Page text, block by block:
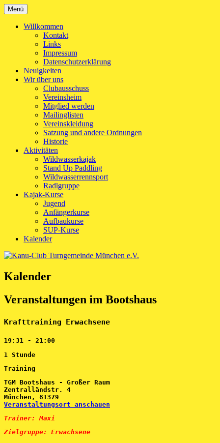
Zum
Inhalt
springen
Kanu-Club Turngemeinde München e.V.
Kanu fahren in München
Menü
Willkommen
Kontakt
Links
Impressum
Datenschutzerklärung
Neuigkeiten
Wir über uns
Clubausschuss
Vereinsheim
Mitglied werden
Mailinglisten
Vereinskleidung
Satzung und andere Ordnungen
Historie
Aktivitäten
Wildwasserkajak
Stand Up Paddling
Wildwasserrennsport
Radlgruppe
Kajak-Kurse
Jugend
Anfängerkurse
Aufbaukurse
SUP-Kurse
Kalender
Kalender
Veranstaltungen im Bootshaus
Krafttraining Erwachsene
19:31 - 21:00
1 Stunde
Training
TGM Bootshaus - Großer Raum
Zentralländstr. 4
München , 81379
Veranstaltungsort anschauen
Trainer: Maxi
Zielgruppe: Erwachsene